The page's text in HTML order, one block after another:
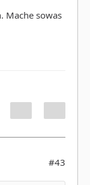
Mache sowas
#43